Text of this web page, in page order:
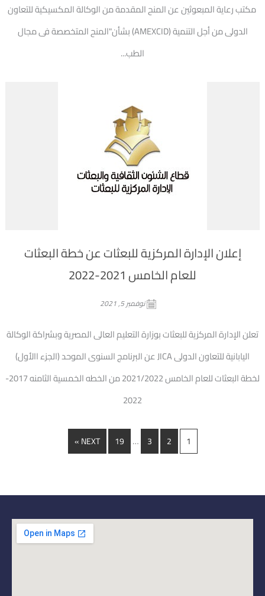
مكتب رعاية المبعوثين عن المنح المقدمة من الوكالة المكسيكية للتعاون
الدولى من أجل التنمية (AMEXCID) بشأن"المنح المتخصصة فى مجال
الطب...
إعلان الإدارة المركزية للبعثات عن خطة البعثات
للعام الخامس 2021-2022
نوفمبر 5, 2021
تعلن الإدارة المركزية للبعثات بوزارة التعليم العالى المصرية وبشراكة الوكالة
اليابانية للتعاون الدولى JICA عن البرنامج السنوى الموحد (الجزء االأول)
لخطة البعثات للعام الخامس 2021/2022 من الخطه الخمسية الثامنه 2017-
2022
1
2
3
…
19
NEXT »